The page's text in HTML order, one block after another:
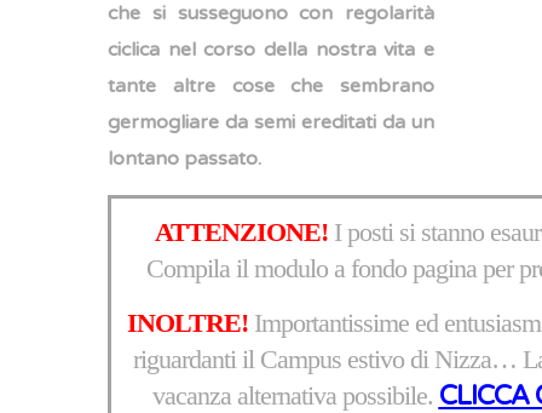
che si susseguono con regolarità
ciclica nel corso della nostra vita e
tante altre cose che sembrano
germogliare da semi ereditati da un
lontano passato.
ATTENZIONE! I posti si stanno
Compila il modulo a fondo pagina per
INOLTRE!Importantissime ed
riguardanti il Campus estivo di Nizza…
vacanza alternativa possibile. CLICCA